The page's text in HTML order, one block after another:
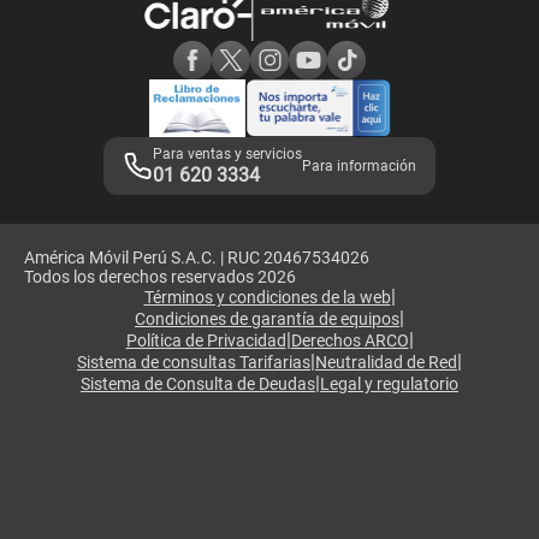
Adquirientes iPhone 6, 6S y SE
Mensaje de Seguridad
Términos y Condiciones de Tienda Claro
Libro de Reclamaciones
Legales de marketplace
Para ventas y servicios
01 620 3334 Para información
América Móvil Perú S.A.C. | RUC 20467534026
Todos los derechos reservados 2026
Términos y condiciones de la web|
Condiciones de garantía de equipos|
Política de Privacidad|Derechos ARCO|
Sistema de consultas Tarifarias|Neutralidad de Red|
Sistema de Consulta de Deudas|Legal y regulatorio